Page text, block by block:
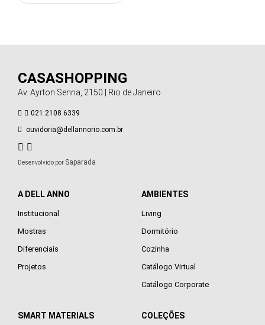
CASASHOPPING
Av. Ayrton Senna, 2150 | Rio de Janeiro
021 2108 6339
ouvidoria@dellannorio.com.br
Desenvolvido por Saparada
A DELL ANNO
Institucional
Mostras
Diferenciais
Projetos
AMBIENTES
Living
Dormitório
Cozinha
Catálogo Virtual
Catálogo Corporate
SMART MATERIALS COLEÇÕES